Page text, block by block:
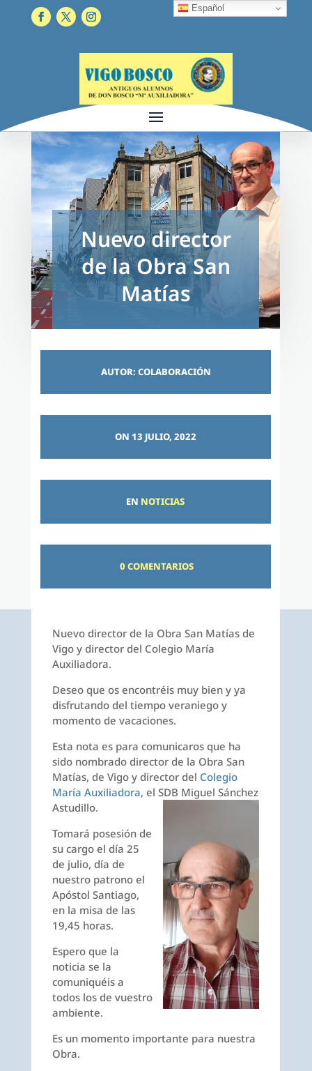
Nuevo director
de la Obra San
Matías
AUTOR: COLABORACIÓN
ON 13 JULIO, 2022
EN NOTICIAS
0 COMENTARIOS
Nuevo director de la Obra San Matías de
Vigo y director del Colegio María
Auxiliadora.
Deseo que os encontréis muy bien y ya
disfrutando del tiempo veraniego y
momento de vacaciones.
Esta nota es para comunicaros que ha
sido nombrado director de la Obra San
Matías, de Vigo y director del Colegio
María Auxiliadora, el SDB Miguel Sánchez
Astudillo.
Tomará posesión de
su cargo el día 25
de julio, día de
nuestro patrono el
Apóstol Santiago,
en la misa de las
19,45 horas.
Espero que la
noticia se la
comuniquéis a
todos los de vuestro
ambiente.
Es un momento importante para nuestra
Obra.
Español